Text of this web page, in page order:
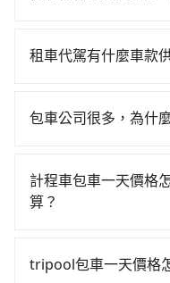
$115~205承租小轎車
路返回），雖已將
Yaris、Prius C、Vios
數超過四位，更是沒
修理，每一次租車都
灣大車隊、Uber和
算，價格約為
車密度為雙北的3.7%
是台北或新北的30倍
跳表小黃可能較為便
租車代駕有什麼車款
型車為主，車款品牌
車，百分百無菸車，
特殊需求或人數較多
包車公司很多，為什
策也是完全透明的，
提供更彈性的取消訂
計程車包車一天價格
算？
格通常是根據時間或
tripool包車一天價格